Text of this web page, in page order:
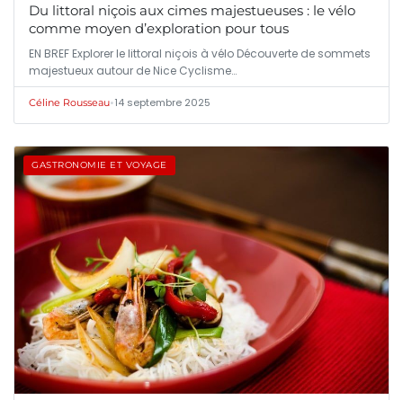
Du littoral niçois aux cimes majestueuses : le vélo
comme moyen d’exploration pour tous
EN BREF Explorer le littoral niçois à vélo Découverte de sommets
majestueux autour de Nice Cyclisme…
Céline Rousseau•14 septembre 2025
GASTRONOMIE ET VOYAGE